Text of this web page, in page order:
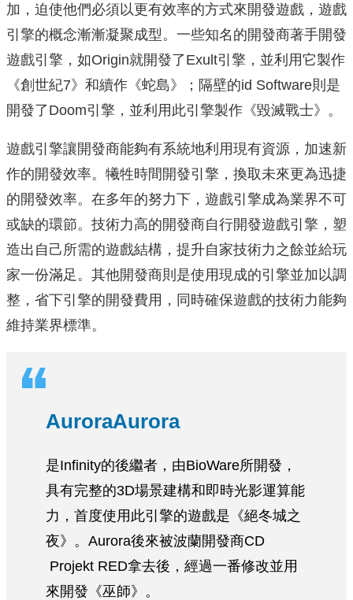
加，迫使他們必須以更有效率的方式來開發遊戲，遊戲
引擎的概念漸漸凝聚成型。一些知名的開發商著手開發
遊戲引擎，如Origin就開發了Exult引擎，並利用它製作
《創世紀7》和續作《蛇島》；隔壁的id Software則是
開發了Doom引擎，並利用此引擎製作《毀滅戰士》。
遊戲引擎讓開發商能夠有系統地利用現有資源，加速新
作的開發效率。犧牲時間開發引擎，換取未來更為迅捷
的開發效率。在多年的努力下，遊戲引擎成為業界不可
或缺的環節。技術力高的開發商自行開發遊戲引擎，塑
造出自己所需的遊戲結構，提升自家技術力之餘並給玩
家一份滿足。其他開發商則是使用現成的引擎並加以調
整，省下引擎的開發費用，同時確保遊戲的技術力能夠
維持業界標準。
AuroraAurora
是Infinity的後繼者，由BioWare所開發，
具有完整的3D場景建構和即時光影運算能
力，首度使用此引擎的遊戲是《絕冬城之
夜》。Aurora後來被波蘭開發商CD
Projekt RED拿去後，經過一番修改並用
來開發《巫師》。